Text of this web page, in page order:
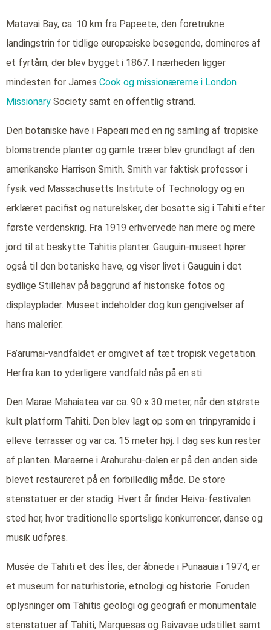
Matavai Bay, ca. 10 km fra Papeete, den foretrukne
landingstrin for tidlige europæiske besøgende, domineres af
et fyrtårn, der blev bygget i 1867. I nærheden ligger
mindesten for James Cook og missionærerne i London
Missionary Society samt en offentlig strand.
Den botaniske have i Papeari med en rig samling af tropiske
blomstrende planter og gamle træer blev grundlagt af den
amerikanske Harrison Smith. Smith var faktisk professor i
fysik ved Massachusetts Institute of Technology og en
erklæret pacifist og naturelsker, der bosatte sig i Tahiti efter
første verdenskrig. Fra 1919 erhvervede han mere og mere
jord til at beskytte Tahitis planter. Gauguin-museet hører
også til den botaniske have, og viser livet i Gauguin i det
sydlige Stillehav på baggrund af historiske fotos og
displayplader. Museet indeholder dog kun gengivelser af
hans malerier.
Fa’arumai-vandfaldet er omgivet af tæt tropisk vegetation.
Herfra kan to yderligere vandfald nås på en sti.
Den Marae Mahaiatea var ca. 90 x 30 meter, når den største
kult platform Tahiti. Den blev lagt op som en trinpyramide i
elleve terrasser og var ca. 15 meter høj. I dag ses kun rester
af planten. Maraerne i Arahurahu-dalen er på den anden side
blevet restaureret på en forbilledlig måde. De store
stenstatuer er der stadig. Hvert år finder Heiva-festivalen
sted her, hvor traditionelle sportslige konkurrencer, danse og
musik udføres.
Musée de Tahiti et des Îles, der åbnede i Punaauia i 1974, er
et museum for naturhistorie, etnologi og historie. Foruden
oplysninger om Tahitis geologi og geografi er monumentale
stenstatuer af Tahiti, Marquesas og Raivavae udstillet samt